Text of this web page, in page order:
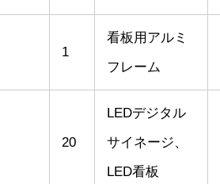
1
看板用アルミ
フレーム
20
LEDデジタル
サイネージ、
LED看板